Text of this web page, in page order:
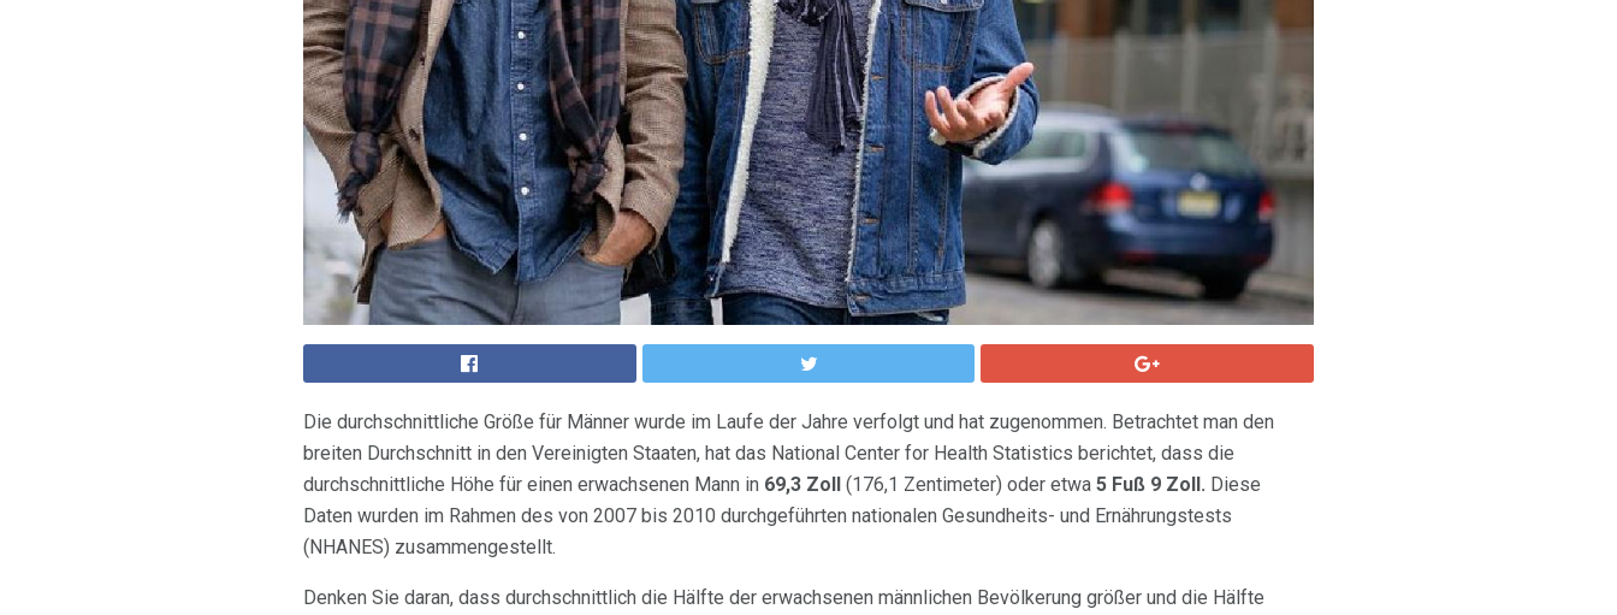
Die durchschnittliche Größe für Männer wurde im Laufe der Jahre verfolgt und hat zugenommen. Betrachtet man den
breiten Durchschnitt in den Vereinigten Staaten, hat das National Center for Health Statistics berichtet, dass die
durchschnittliche Höhe für einen erwachsenen Mann in 69,3 Zoll (176,1 Zentimeter) oder etwa 5 Fuß 9 Zoll. Diese
Daten wurden im Rahmen des von 2007 bis 2010 durchgeführten nationalen Gesundheits- und Ernährungstests
(NHANES) zusammengestellt.
Denken Sie daran, dass durchschnittlich die Hälfte der erwachsenen männlichen Bevölkerung größer und die Hälfte